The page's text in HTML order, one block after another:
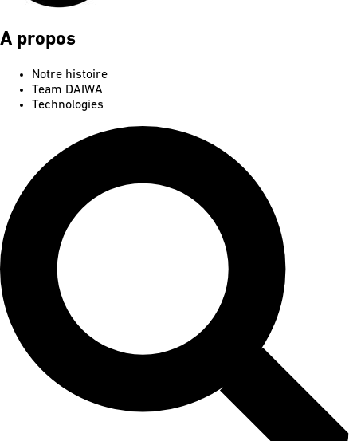
A propos
Notre histoire
Team DAIWA
Technologies